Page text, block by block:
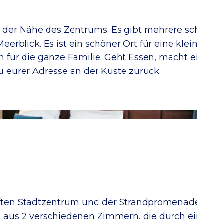
Nähe des Zentrums. Es gibt mehrere
Es ist ein schöner Ort für eine
die ganze Familie. Geht Essen, macht
Adresse an der Küste zurück.
Stadtzentrum und der
2 verschiedenen Zimmern, die durch